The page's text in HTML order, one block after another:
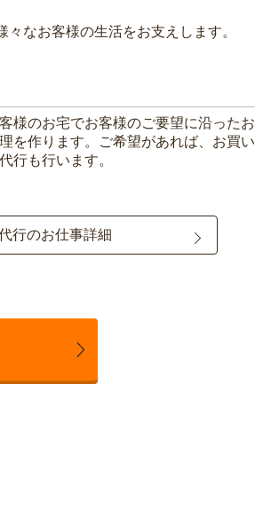
なお客様の生活をお支えします。
様のお宅でお客様のご要望に沿ったお
を作ります。ご希望があれば、お買い
行も行います。
行のお仕事詳細